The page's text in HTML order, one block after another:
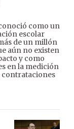
como un
escolar
de un millón
aún no existen
y como
en la medición
contrataciones